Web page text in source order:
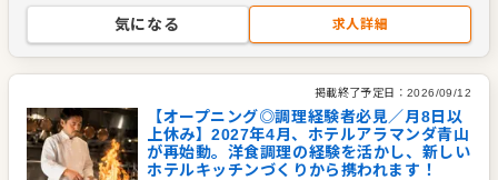
気になる 求人詳細
掲載終了予定日： 2026/09/12
【オープニング◎調理経験者必見／月8日以
上休み】2027年4月、ホテルアラマンダ青山
が再始動。洋食調理の経験を活かし、新しい
ホテルキッチンづくりから携われます！